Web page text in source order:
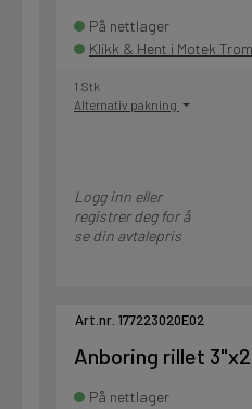
På nettlager
Klikk & Hent i Motek
1 Stk
Alternativ pakning
Logg inn eller
registrer deg for å
se din avtalepris
Art.nr. 177223020E02
Anboring rillet
På nettlager